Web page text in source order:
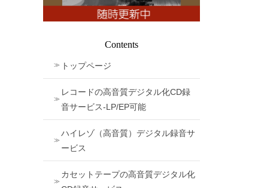
Contents
トップページ
レコードの高音質デジタル化CD録
音サービス-LP/EP可能
ハイレゾ（高音質）デジタル録音サ
ービス
カセットテープの高音質デジタル化